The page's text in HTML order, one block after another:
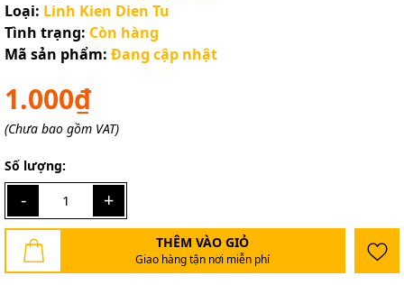
Loại: Linh Kien Dien Tu
Tình trạng: Còn hàng
Mã sản phẩm: Đang cập nhật
1.000₫
(Chưa bao gồm VAT)
Số lượng:
- +
THÊM VÀO GIỎ
Giao hàng tận nơi miễn phí